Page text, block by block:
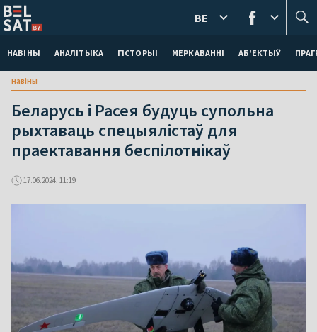
НАВІНЫ АНАЛІТЫКА ГІСТОРЫІ МЕРКАВАННI АБ'ЕКТЫЎ
BE
навіны
Беларусь і Расея будуць супольна
рыхтаваць спецыялістаў для
праектавання беспілотнікаў
17.06.2024, 11:19